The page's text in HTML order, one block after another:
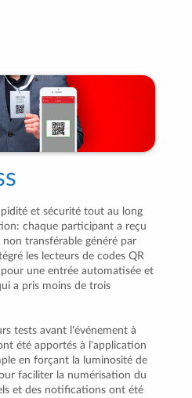
et sécurité tout au long
chaque participant a reçu
transférable généré par
les lecteurs de codes QR
une entrée automatisée et
a pris moins de trois
tests avant l'événement à
été apportés à l'application
en forçant la luminosité de
faciliter la numérisation du
et des notifications ont été